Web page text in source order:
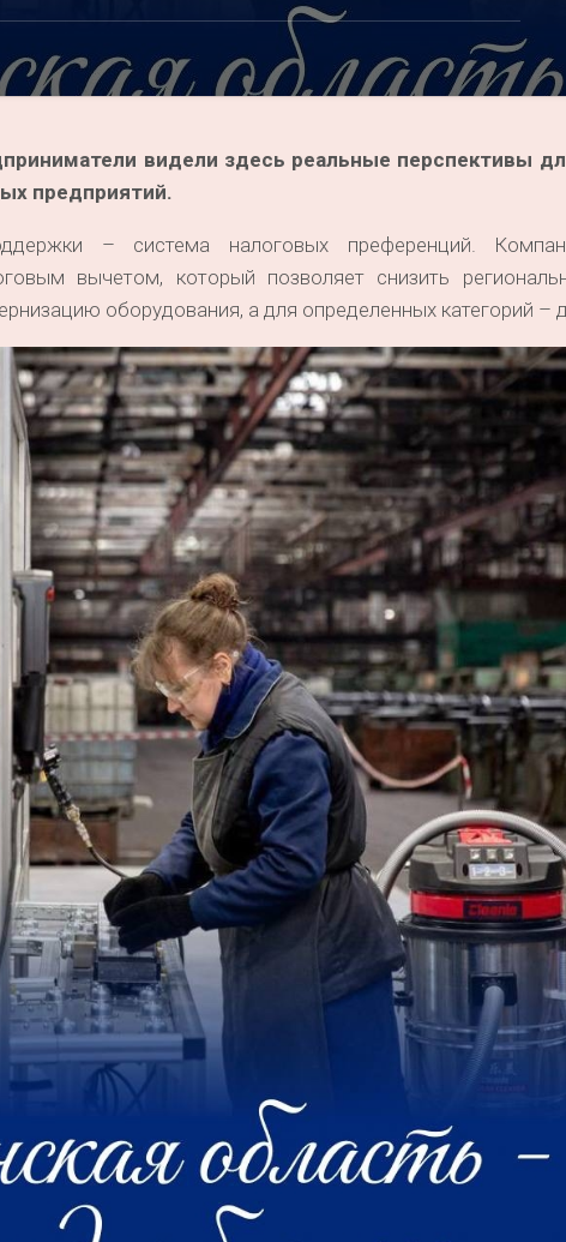
видели здесь реальные перспективы
предприятий.
– система налоговых преференций.
вычетом, который позволяет снизить
оборудования, а для определенных категорий –